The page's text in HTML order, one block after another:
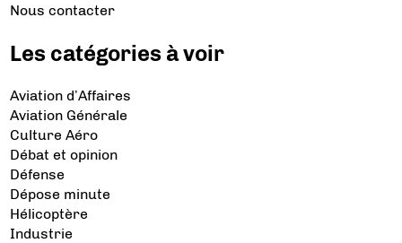
Nous contacter
Les catégories à voir
Aviation d’Affaires
Aviation Générale
Culture Aéro
Débat et opinion
Défense
Dépose minute
Hélicoptère
Industrie